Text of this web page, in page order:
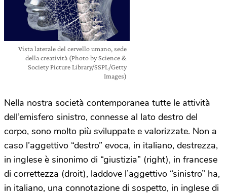
Vista laterale del cervello umano, sede
della creatività (Photo by Science &
Society Picture Library/SSPL/Getty
Images)
Nella nostra società contemporanea tutte le attività
dell’emisfero sinistro, connesse al lato destro del
corpo, sono molto più sviluppate e valorizzate. Non a
caso l’aggettivo “destro” evoca, in italiano, destrezza,
in inglese è sinonimo di “giustizia” (right), in francese
di correttezza (droit), laddove l’aggettivo “sinistro” ha,
in italiano, una connotazione di sospetto, in inglese di